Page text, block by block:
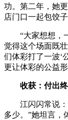
功。第二年，她
店门口一起包饺
“大家想想，
觉得这个场面既
们体彩打了一波‘
更让体彩的公益
收获：付出
江闪闪常说
多少。”她坦言，